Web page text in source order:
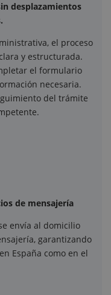
desplazamientos
el proceso
y estructurada.
el formulario
necesaria.
del trámite
de mensajería
envía al domicilio
garantizando
España como en el